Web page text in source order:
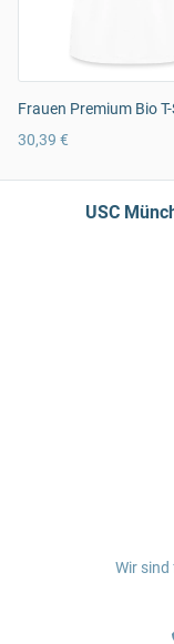
Frauen Premium Bio
30,39 €
USC
Wir sind